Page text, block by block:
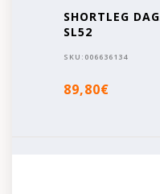
SHORTLEG
SL52
SKU: 006636134
89,80€